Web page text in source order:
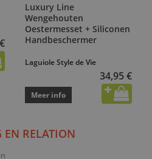
Luxury Line
Wengehouten
Oestermesset + Siliconen
Handbeschermer
Laguiole Style de Vie
34,95 €
Meer info
EN RELATION